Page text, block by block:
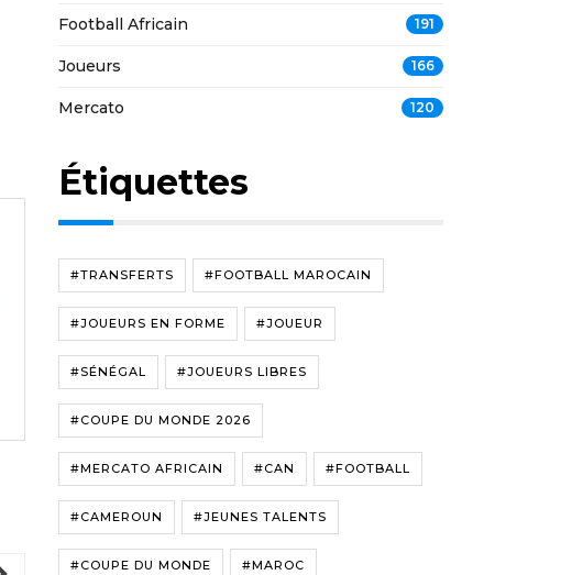
Football Africain 191
Joueurs 166
Mercato 120
Étiquettes
#TRANSFERTS #FOOTBALL MAROCAIN
#JOUEURS EN FORME #JOUEUR
#SÉNÉGAL #JOUEURS LIBRES
#COUPE DU MONDE 2026
#MERCATO AFRICAIN #CAN #FOOTBALL
#CAMEROUN #JEUNES TALENTS
#COUPE DU MONDE #MAROC